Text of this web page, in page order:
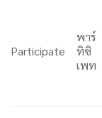
Participate
พาร์
ทิซิ
เพท